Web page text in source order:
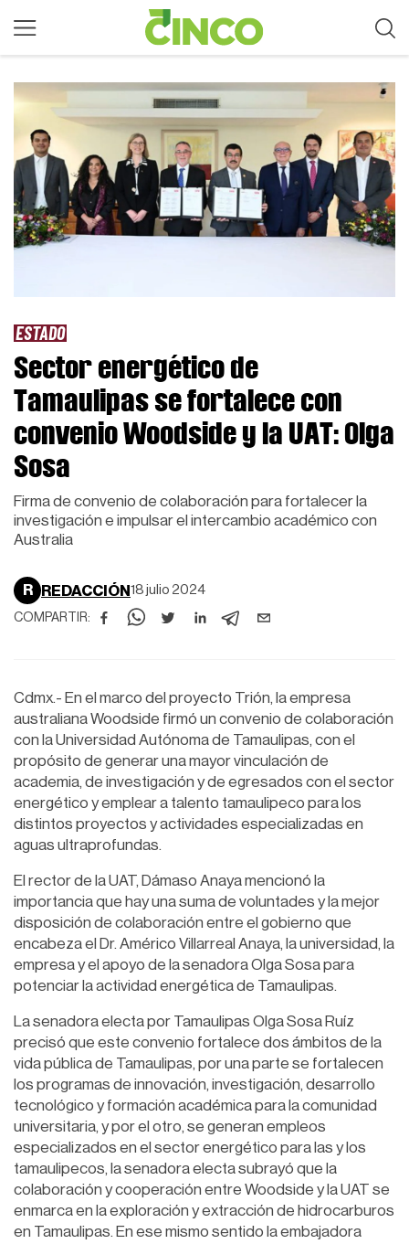
ESTADO
Sector energético de
Tamaulipas se fortalece con
convenio Woodside y la UAT: Olga
Sosa
Firma de convenio de colaboración para fortalecer la
investigación e impulsar el intercambio académico con
Australia
R REDACCIÓN 18 julio 2024
COMPARTIR:
Cdmx.- En el marco del proyecto Trión, la empresa
australiana Woodside firmó un convenio de colaboración
con la Universidad Autónoma de Tamaulipas, con el
propósito de generar una mayor vinculación de
academia, de investigación y de egresados con el sector
energético y emplear a talento tamaulipeco para los
distintos proyectos y actividades especializadas en
aguas ultraprofundas.
El rector de la UAT, Dámaso Anaya mencionó la
importancia que hay una suma de voluntades y la mejor
disposición de colaboración entre el gobierno que
encabeza el Dr. Américo Villarreal Anaya, la universidad, la
empresa y el apoyo de la senadora Olga Sosa para
potenciar la actividad energética de Tamaulipas.
La senadora electa por Tamaulipas Olga Sosa Ruíz
precisó que este convenio fortalece dos ámbitos de la
vida pública de Tamaulipas, por una parte se fortalecen
los programas de innovación, investigación, desarrollo
tecnológico y formación académica para la comunidad
universitaria, y por el otro, se generan empleos
especializados en el sector energético para las y los
tamaulipecos, la senadora electa subrayó que la
colaboración y cooperación entre Woodside y la UAT se
enmarca en la exploración y extracción de hidrocarburos
en Tamaulipas. En ese mismo sentido la embajadora